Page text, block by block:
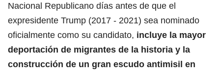
Nacional Republicano días antes de que el
expresidente Trump (2017 - 2021) sea nominado
oficialmente como su candidato, incluye la mayor
deportación de migrantes de la historia y la
construcción de un gran escudo antimisil en